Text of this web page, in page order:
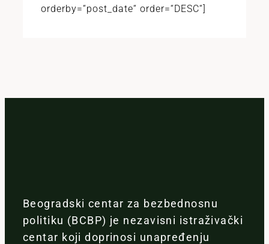
orderby=“post_date“ order=“DESC“]
Beogradski centar za bezbednosnu
politiku (BCBP) je nezavisni istraživački
centar koji doprinosi unapređenju